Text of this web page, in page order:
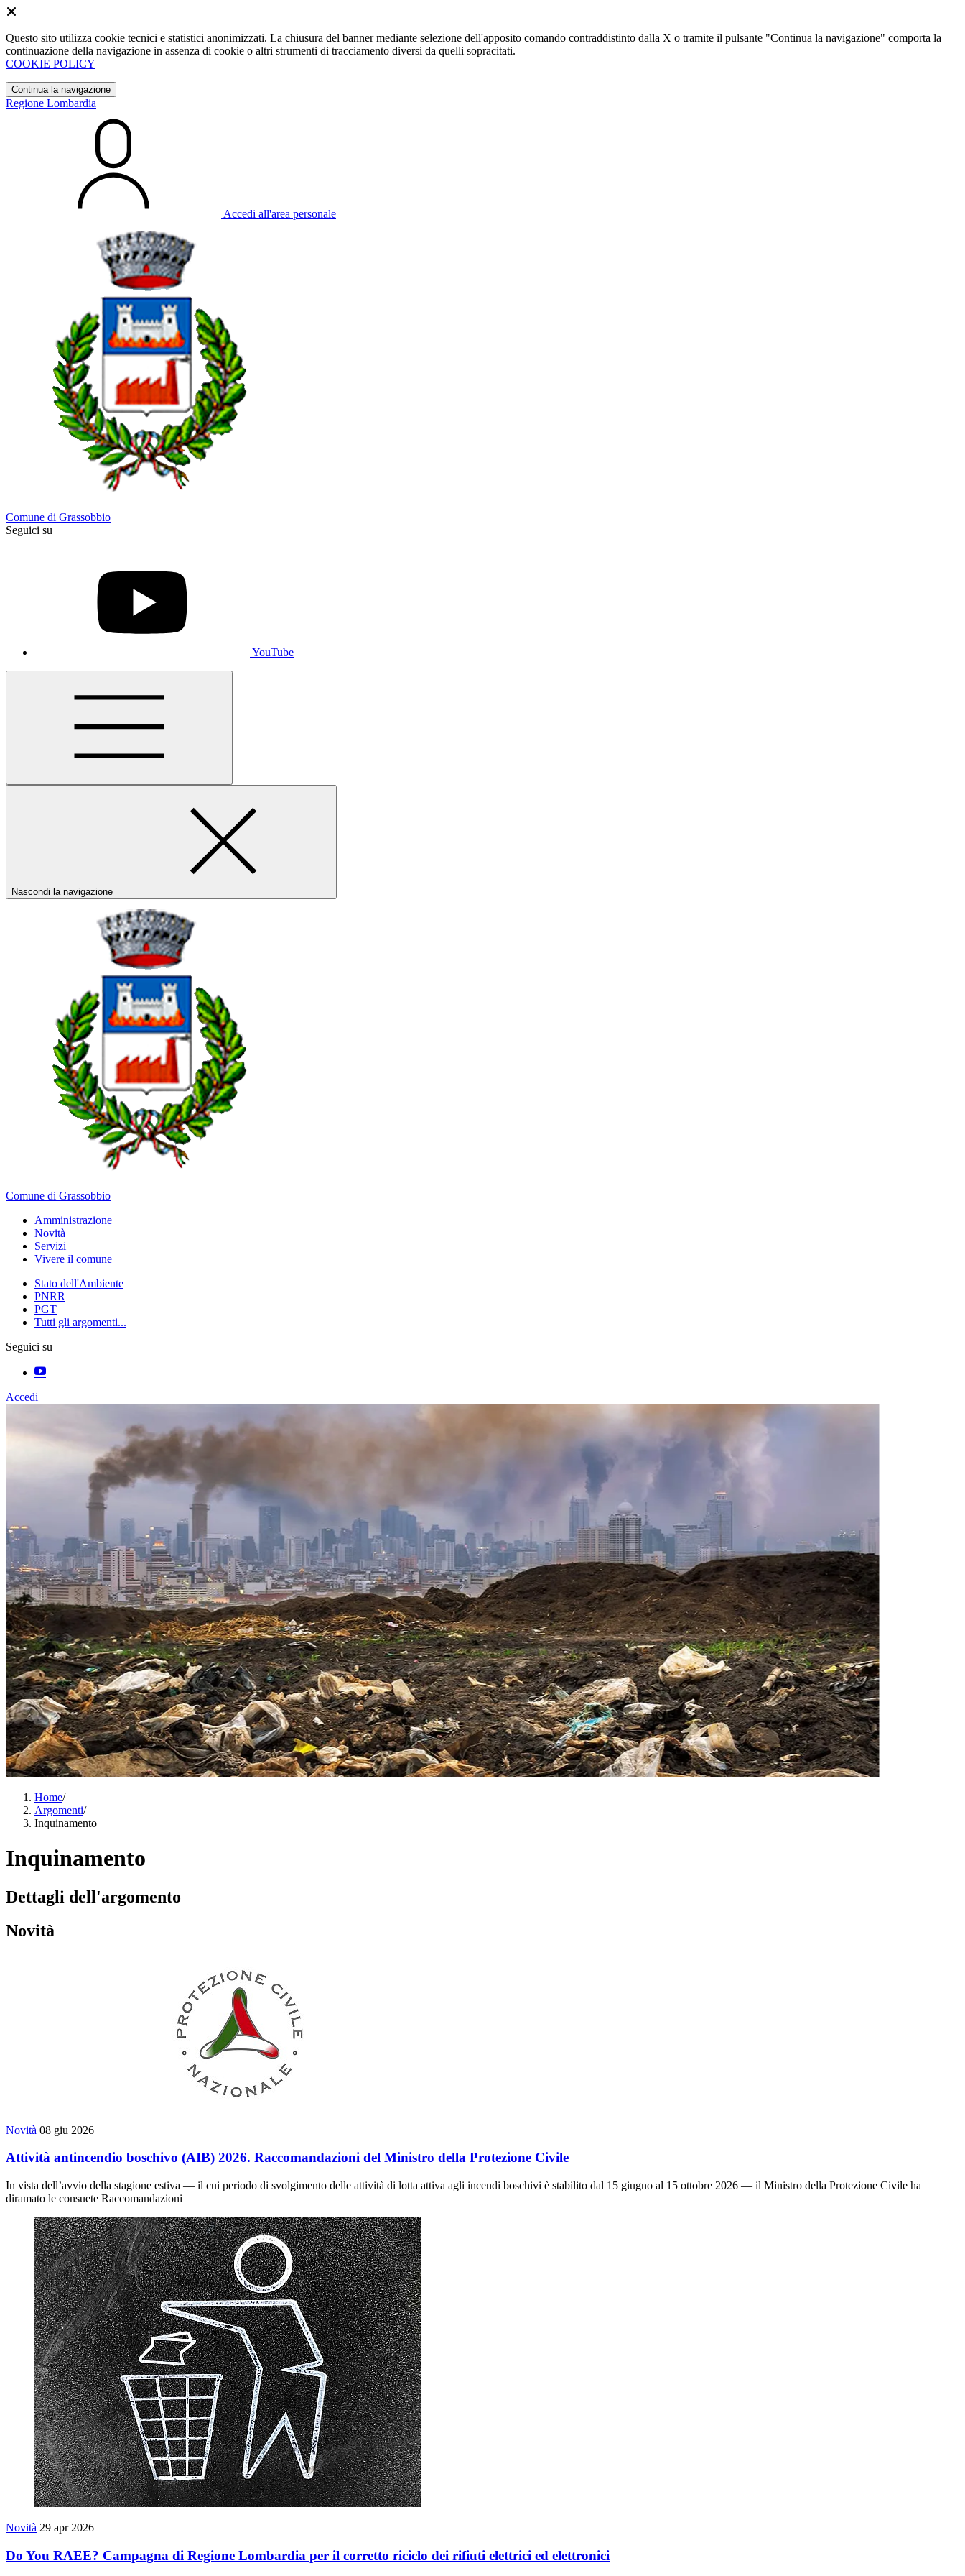
Questo sito utilizza cookie tecnici e statistici anonimizzati. La chiusura del banner mediante selezione dell'apposito comando contraddistinto dalla X o tramite il pulsante "Continua la navigazione" comporta la
continuazione della navigazione in assenza di cookie o altri strumenti di tracciamento diversi da quelli sopracitati.
COOKIE POLICY
Continua la navigazione
Regione Lombardia
Accedi all'area personale
Comune di Grassobbio
Seguici su
YouTube
Nascondi la navigazione
Comune di Grassobbio
Amministrazione
Novità
Servizi
Vivere il comune
Stato dell'Ambiente
PNRR
PGT
Tutti gli argomenti...
Seguici su
Accedi
Home/
Argomenti/
Inquinamento
Inquinamento
Dettagli dell'argomento
Novità
Novità 08 giu 2026
Attività antincendio boschivo (AIB) 2026. Raccomandazioni del Ministro della Protezione Civile
In vista dell’avvio della stagione estiva — il cui periodo di svolgimento delle attività di lotta attiva agli incendi boschivi è stabilito dal 15 giugno al 15 ottobre 2026 — il Ministro della Protezione Civile ha
diramato le consuete Raccomandazioni
Novità 29 apr 2026
Do You RAEE? Campagna di Regione Lombardia per il corretto riciclo dei rifiuti elettrici ed elettronici